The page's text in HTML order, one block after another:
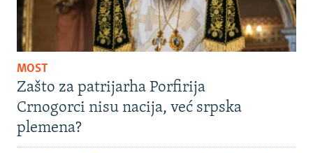
MOST
Zašto za patrijarha Porfirija
Crnogorci nisu nacija, već srpska
plemena?